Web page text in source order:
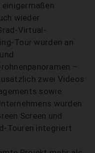
wieder
Virtual-
Tour wurden an
–
zwei Videos
sowie
wurden
Screen und
Touren integriert.